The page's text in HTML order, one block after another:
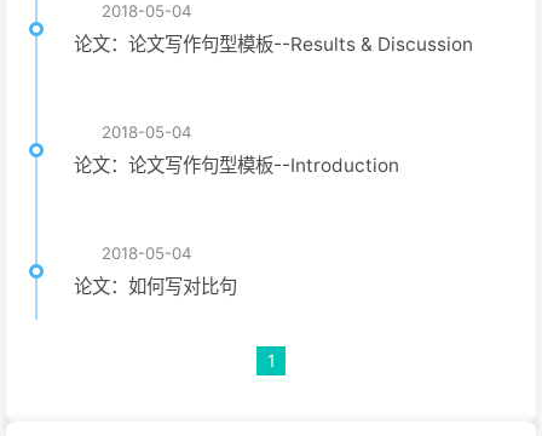
2018-05-04
论文：论文写作句型模板--Results & Discussion
2018-05-04
论文：论文写作句型模板--Introduction
2018-05-04
论文：如何写对比句
1